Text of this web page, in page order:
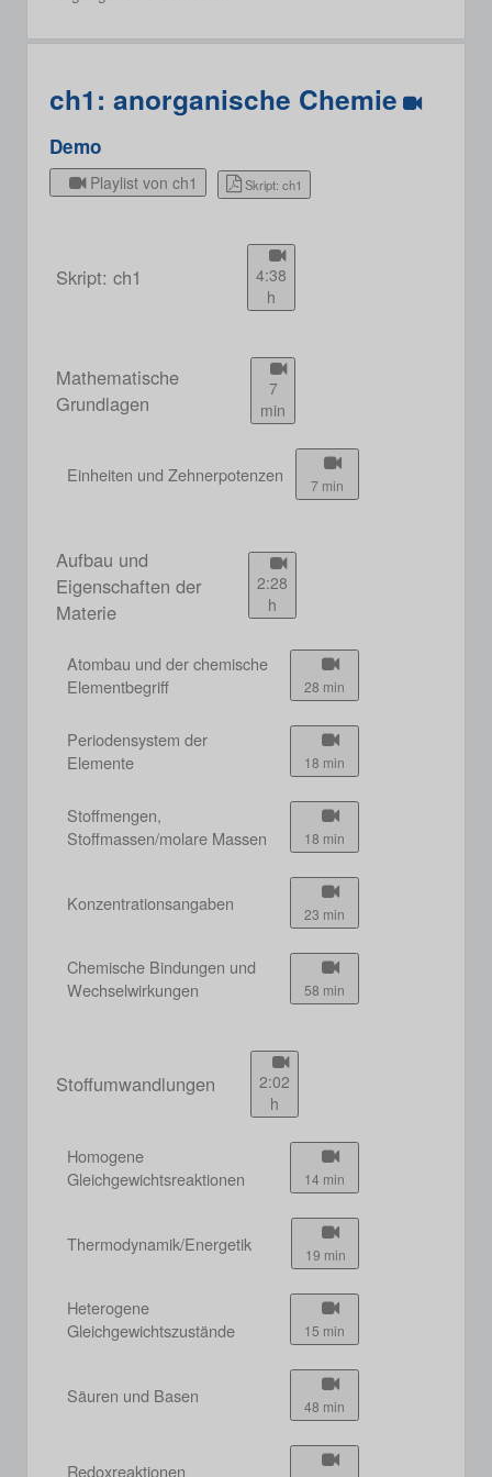
ch1: anorganische Chemie
Demo
Playlist von ch1 Skript: ch1
Skript: ch1
4:38
h
Mathematische
Grundlagen
7
min
Einheiten und Zehnerpotenzen 7 min
Aufbau und
Eigenschaften der
Materie
2:28
h
Atombau und der chemische
Elementbegriff
28 min
Periodensystem der
Elemente
18 min
Stoffmengen,
Stoffmassen/molare Massen
18 min
Konzentrationsangaben 23 min
Chemische Bindungen und
Wechselwirkungen
58 min
Stoffumwandlungen
2:02
h
Homogene
Gleichgewichtsreaktionen
14 min
Thermodynamik/Energetik 19 min
Heterogene
Gleichgewichtszustände
15 min
Säuren und Basen 48 min
Redoxreaktionen